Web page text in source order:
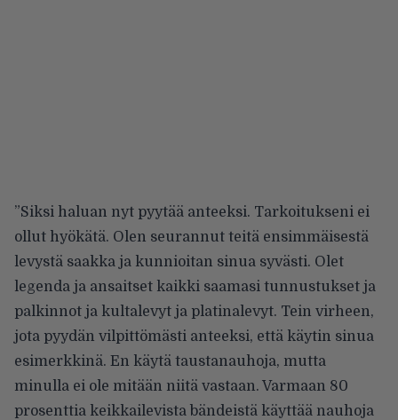
”Siksi haluan nyt pyytää anteeksi. Tarkoitukseni ei
ollut hyökätä. Olen seurannut teitä ensimmäisestä
levystä saakka ja kunnioitan sinua syvästi. Olet
legenda ja ansaitset kaikki saamasi tunnustukset ja
palkinnot ja kultalevyt ja platinalevyt. Tein virheen,
jota pyydän vilpittömästi anteeksi, että käytin sinua
esimerkkinä. En käytä taustanauhoja, mutta
minulla ei ole mitään niitä vastaan. Varmaan 80
prosenttia keikkailevista bändeistä käyttää nauhoja